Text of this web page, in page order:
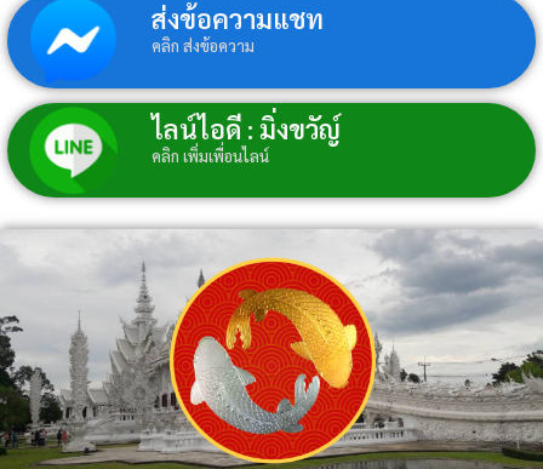
ส่งข้อความแชท
คลิก ส่งข้อความ
ไลน์ไอดี : มิ่งขวัญ์
คลิก เพิ่มเพื่อนไลน์